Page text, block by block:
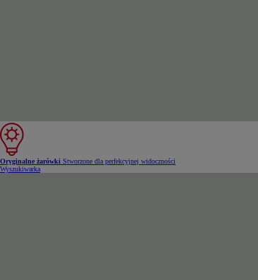
Oryginalne żarówki Stworzone dla perfekcyjnej widoczności
Wyszukiwarka